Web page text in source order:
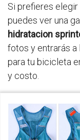
Si prefieres
puedes ver una
hidratacion
fotos y entrarás
para tu bicicleta
y costo.